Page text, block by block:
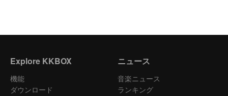
Explore KKBOX
機能
ダウンロード
ニュース
音楽ニュース
ランキング